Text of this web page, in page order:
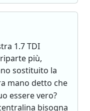
1.7 TDI
più,
sostituito la
mano detto che
essere vero?
bisogna